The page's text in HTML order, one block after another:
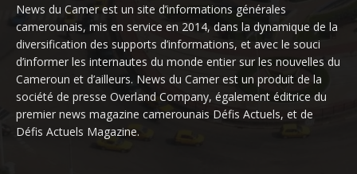
News du Camer est un site d’informations générales
camerounais, mis en service en 2014, dans la dynamique de la
diversification des supports d’informations, et avec le souci
d’informer les internautes du monde entier sur les nouvelles du
Cameroun et d’ailleurs. News du Camer est un produit de la
société de presse Overland Company, également éditrice du
premier news magazine camerounais Défis Actuels, et de
Défis Actuels Magazine.